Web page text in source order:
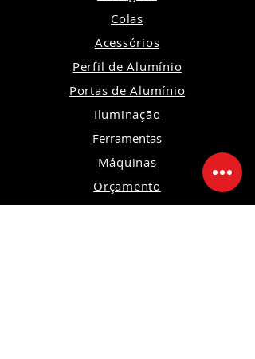
Colas
Acessórios
Perfil de Alumínio
Portas de Alumínio
Iluminação
Ferramentas
Máquinas
Orçamento